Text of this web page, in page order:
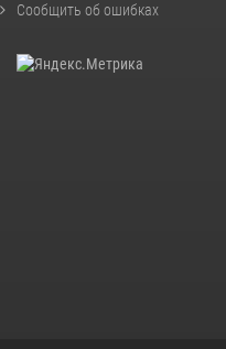
Сообщить об ошибках